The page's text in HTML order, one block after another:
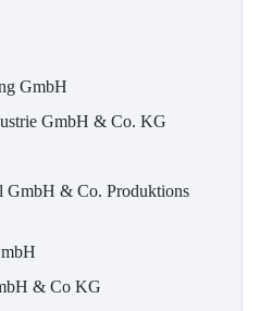
GmbH
GmbH & Co. KG
GmbH & Co. Produktions
& Co KG